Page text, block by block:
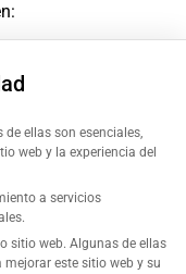
de productos.
con logo y múltiples
registradas).
que alcanzan a los
ellas son esenciales,
web y la experiencia del
a servicios
sitio web. Algunas de ellas
este sitio web y su